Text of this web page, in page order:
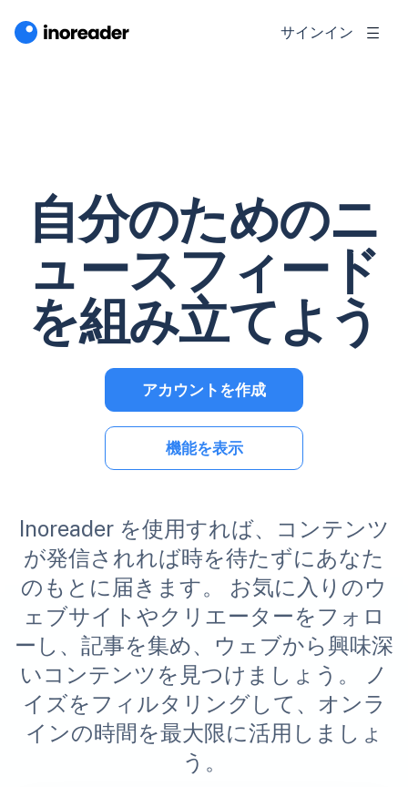
サインイン
自分のためのニ
ュースフィード
を組み立てよう
Inoreader を使用すれば、コンテンツ
が発信されれば時を待たずにあなた
のもとに届きます。 お気に入りのウ
ェブサイトやクリエーターをフォロ
ーし、記事を集め、ウェブから興味深
いコンテンツを見つけましょう。 ノ
イズをフィルタリングして、オンラ
インの時間を最大限に活用しましょ
う。
アカウントを作成
機能を表示